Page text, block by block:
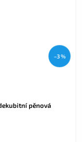
–3 %
pěnová